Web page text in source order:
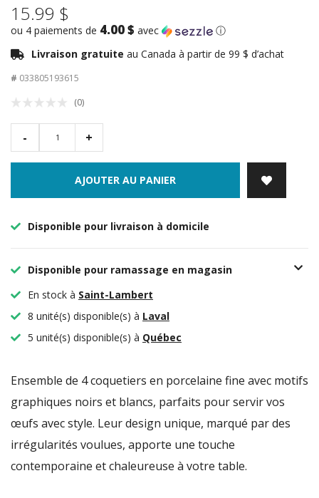
15.99 $
ou 4 paiements de 4.00 $ avec
ⓘ
Livraison gratuite au Canada à partir de 99 $ d’achat
# 033805193615
(0)
- +
AJOUTER AU PANIER
Disponible pour livraison à domicile
Disponible pour ramassage en magasin
En stock à Saint-Lambert
8 unité(s) disponible(s) à Laval
5 unité(s) disponible(s) à Québec
Ensemble de 4 coquetiers en porcelaine fine avec motifs
graphiques noirs et blancs, parfaits pour servir vos
œufs avec style. Leur design unique, marqué par des
irrégularités voulues, apporte une touche
contemporaine et chaleureuse à votre table.